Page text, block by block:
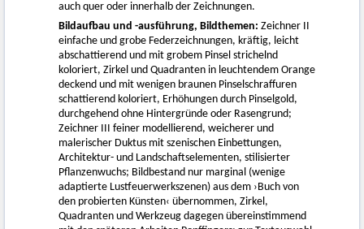
auch quer oder innerhalb der Zeichnungen.
Bildaufbau und -ausführung, Bildthemen: Zeichner II
einfache und grobe Federzeichnungen, kräftig, leicht
abschattierend und mit grobem Pinsel strichelnd
koloriert, Zirkel und Quadranten in leuchtendem Orange
deckend und mit wenigen braunen Pinselschraffuren
schattierend koloriert, Erhöhungen durch Pinselgold,
durchgehend ohne Hintergründe oder Rasengrund;
Zeichner III feiner modellierend, weicherer und
malerischer Duktus mit szenischen Einbettungen,
Architektur- und Landschaftselementen, stilisierter
Pflanzenwuchs; Bildbestand nur marginal (wenige
adaptierte Lustfeuerwerkszenen) aus dem ›Buch von
den probierten Künsten‹ übernommen, Zirkel,
Quadranten und Werkzeug dagegen übereinstimmend